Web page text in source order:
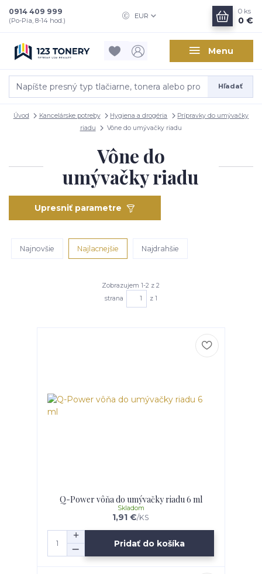
Menu
EUR
Hľadať
0914 409 999
(Po-Pia, 8-14 hod.)
0 ks
0 €
Úvod Kancelárske potreby Hygiena a drogéria
Prípravky do umývačky
riadu
Vône do umývačky riadu
Vône do
umývačky riadu
Upresniť parametre
Najnovšie Najlacnejšie Najdrahšie
Zobrazujem 1-2 z 2
strana
z 1
Q-Power vôňa do umývačky riadu 6 ml
1,91 €/KS
Skladom
Pridať do košíka